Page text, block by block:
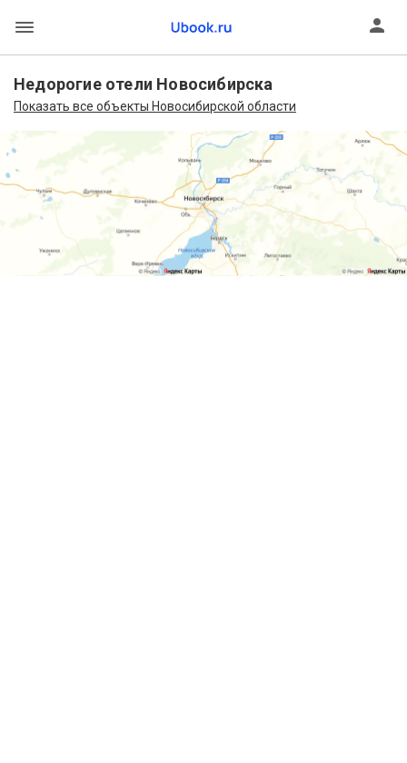
Недорогие отели Новосибирска
Показать все объекты Новосибирской области